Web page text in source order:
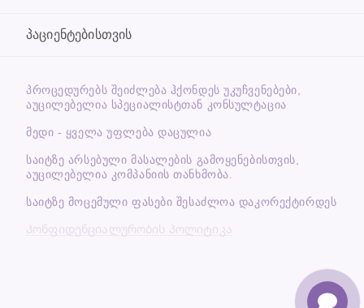
პაციენტებისთვის
ᲞᲠᲝᲪᲔᲓᲣᲠᲔᲑᲡ ᲨᲔᲘᲫᲚᲔᲑᲐ ᲰᲥᲝᲜᲓᲔᲡ ᲣᲙᲣᲩᲕᲔᲜᲔᲑᲔᲑᲘ,
ᲐᲣᲪᲘᲚᲔᲑᲔᲚᲘᲐ ᲡᲞᲔᲪᲘᲐᲚᲘᲡᲢᲗᲐᲜ ᲙᲝᲜᲡᲣᲚᲢᲐᲪᲘᲐ
მედი - ყველა უფლება დაცულია
საიტზე არსებული მასალების გამოყენებისთვის,
აუცილებელია კომპანიის თანხმობა.
საიტზე მოცემული ფასები შესაძლოა დაკორექტირდეს
Კონფიდენციალურობის პოლიტიკა